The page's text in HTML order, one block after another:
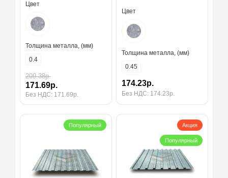
Цвет
Толщина металла, (мм)
0.4
209.38р.
171.69р.
Без НДС: 171.69р.
Цвет
Толщина металла, (мм)
0.45
174.23р.
Без НДС: 174.23р.
Популярный Акция
Популярный